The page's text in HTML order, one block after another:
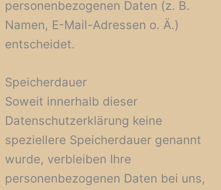
personenbezogenen Daten (z. B.
Namen, E-Mail-Adressen o. Ä.)
entscheidet.
Speicherdauer
Soweit innerhalb dieser
Datenschutzerklärung keine
speziellere Speicherdauer genannt
wurde, verbleiben Ihre
personenbezogenen Daten bei uns,